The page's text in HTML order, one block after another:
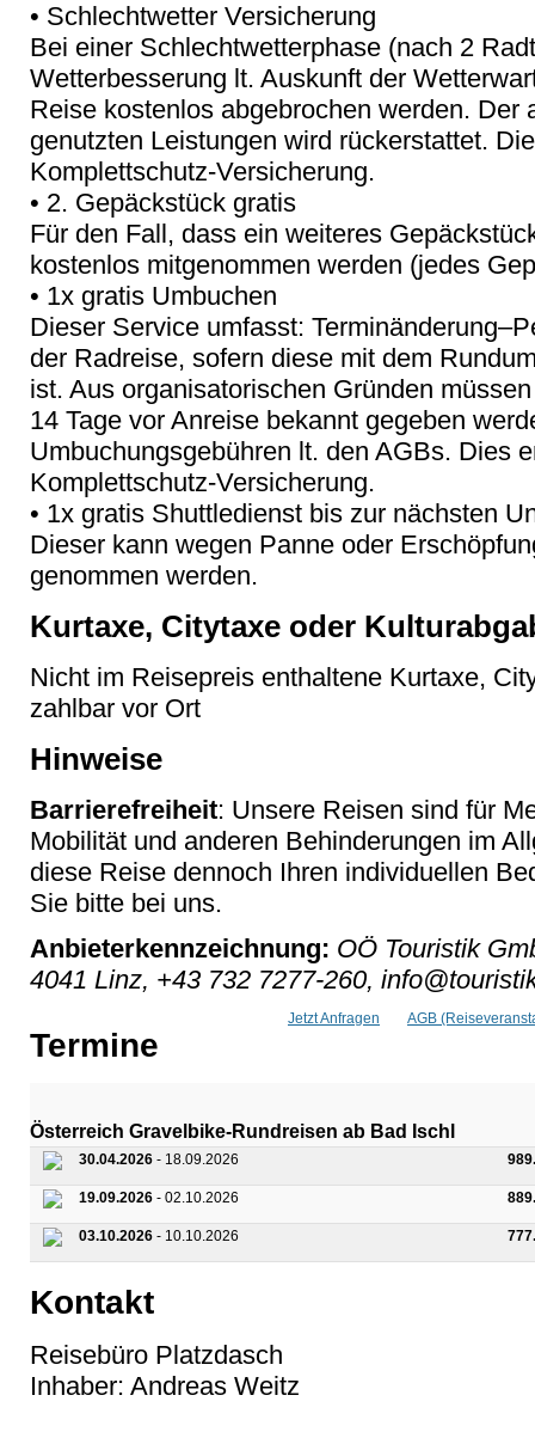
• Schlechtwetter Versicherung
Bei einer Schlechtwetterphase (nach 2
Wetterbesserung lt. Auskunft der
Reise kostenlos abgebrochen werden. Der
genutzten Leistungen wird rückerstattet.
Komplettschutz-Versicherung.
• 2. Gepäckstück gratis
Für den Fall, dass ein weiteres
kostenlos mitgenommen werden (jedes
• 1x gratis Umbuchen
Dieser Service umfasst:
der Radreise, sofern diese mit dem
ist. Aus organisatorischen Gründen
14 Tage vor Anreise bekannt gegeben
Umbuchungsgebühren lt. den AGBs. Dies
Komplettschutz-Versicherung.
• 1x gratis Shuttledienst bis zur nächsten
Dieser kann wegen Panne oder
genommen werden.
Kurtaxe, Citytaxe oder
Nicht im Reisepreis enthaltene Kurtaxe,
zahlbar vor Ort
Hinweise
Barrierefreiheit: Unsere Reisen sind für
Mobilität und anderen Behinderungen im
diese Reise dennoch Ihren individuellen
Sie bitte bei uns.
Anbieterkennzeichnung: OÖ Touristik
4041 Linz, +43 732 7277-260,
Jetzt Anfragen AGB
Termine
Österreich Gravelbike-Rundreisen ab Bad Ischl
30.04.2026 - 18.09.2026
19.09.2026 - 02.10.2026
03.10.2026 - 10.10.2026
Kontakt
Reisebüro Platzdasch
Inhaber: Andreas Weitz